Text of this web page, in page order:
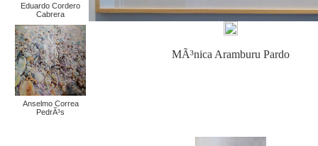
MÃ³nica Aramburu Pardo
Eduardo Cordero
Cabrera
Anselmo Correa
PedrÃ³s